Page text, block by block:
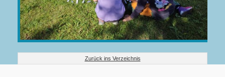
Zurück ins Verzeichnis